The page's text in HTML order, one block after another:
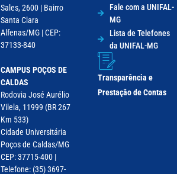
Sales, 2600 | Bairro
Santa Clara
Alfenas/MG | CEP:
37133-840
CAMPUS POÇOS DE
CALDAS
Rodovia José Aurélio
Vilela, 11999 (BR 267
Km 533)
Cidade Universitária
Poços de Caldas/MG
CEP: 37715-400 |
Telefone: (35) 3697-
Fale com a UNIFAL-
MG
Lista de Telefones
da UNIFAL-MG
Transparência e
Prestação de Contas